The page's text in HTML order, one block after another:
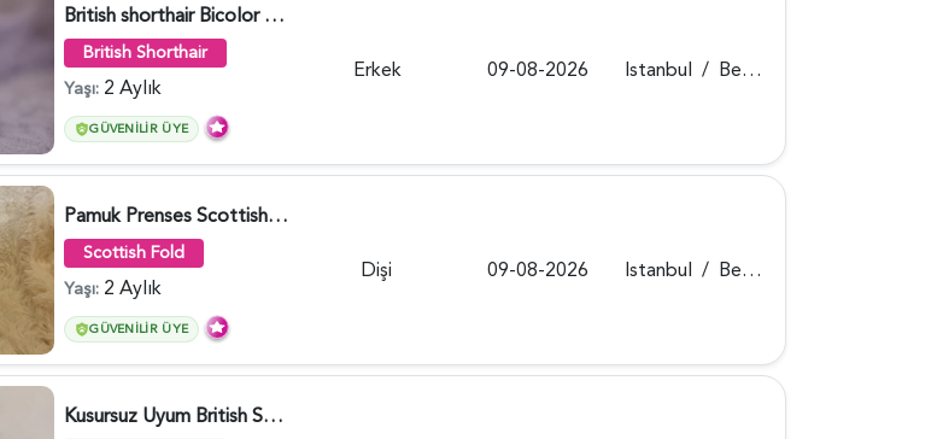
British shorthair Bicolor Lilac Erkek - 5905
British Shorthair
Yaşı: 2 Aylık
GÜVENILIR ÜYE
Erkek 09-08-2026 Istanbul / Beykoz
Pamuk Prenses Scottish Fold Maviş Yavrumuz - 6009
Scottish Fold
Yaşı: 2 Aylık
GÜVENILIR ÜYE
Dişi 09-08-2026 Istanbul / Beykoz
Kusursuz Uyum British Shorthair Bi Color Erkek - 6011